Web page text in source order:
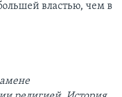
властью, чем в